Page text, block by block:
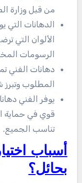
من قبل وزارة
الدهانات التي
الألوان التي
الرسومات
دهانات الفني
المطلوب
يوفر الفني
قوي في حماية
تناسب الجميع.
أسباب
بحائل؟